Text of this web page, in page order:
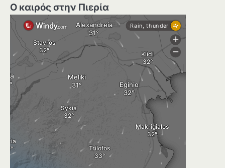
Ο καιρός στην Πιερία